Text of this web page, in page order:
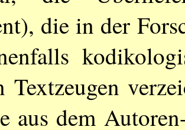
die in der
Textzeugen
aus dem